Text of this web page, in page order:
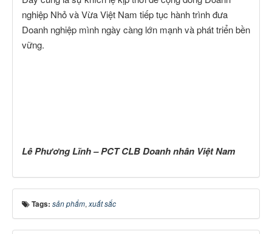
nghiệp Nhỏ và Vừa Việt Nam tiếp tục hành trình đưa
Doanh nghiệp mình ngày càng lớn mạnh và phát triển bền
vững.
Lê Phương Lĩnh – PCT CLB Doanh nhân Việt Nam
Tags: sản phẩm, xuất sắc